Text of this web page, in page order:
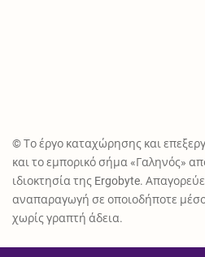
© Το έργο καταχώρησης και
και το εμπορικό σήμα «Γαληνός»
ιδιοκτησία της Ergobyte.
αναπαραγωγή σε οποιοδήποτε
χωρίς γραπτή άδεια.